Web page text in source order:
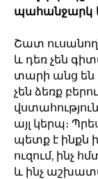
պահանջարկ
Շատ
և դեռ չեն
տարի անց են
չեն ձեռք
այլ կերպ։
պետք է ինքն
ուզում, ինչ
և ինչ